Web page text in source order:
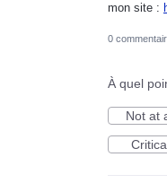
mon site :
0
À quel
Not at